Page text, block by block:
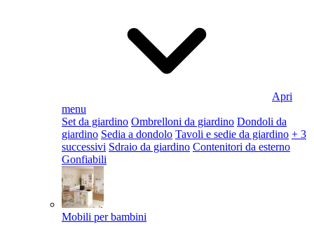
Apri
menu
Set da giardino Ombrelloni da giardino Dondoli da
giardino Sedia a dondolo Tavoli e sedie da giardino + 3
successivi Sdraio da giardino Contenitori da esterno
Gonfiabili
Mobili per bambini